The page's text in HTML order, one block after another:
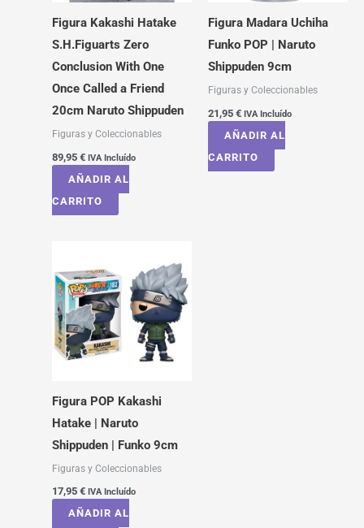
Figura Kakashi Hatake
S.H.Figuarts Zero
Conclusion With One
Once Called a Friend
20cm Naruto Shippuden
Figuras y Coleccionables
89,95 € IVA Incluído
AÑADIR AL
CARRITO
Figura Madara Uchiha
Funko POP | Naruto
Shippuden 9cm
Figuras y Coleccionables
21,95 € IVA Incluído
AÑADIR AL
CARRITO
Figura POP Kakashi
Hatake | Naruto
Shippuden | Funko 9cm
Figuras y Coleccionables
17,95 € IVA Incluído
AÑADIR AL